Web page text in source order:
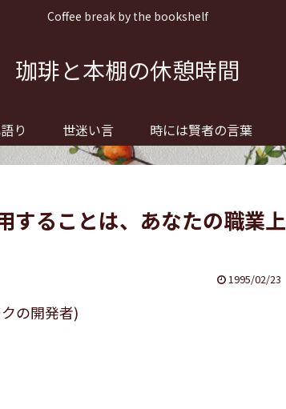
Coffee break by the bookshelf
珈琲と本棚の休憩時間
り 世迷い言 時には賢者の言葉
ることは、あなたの職業上
1995/02/23
の開発者)